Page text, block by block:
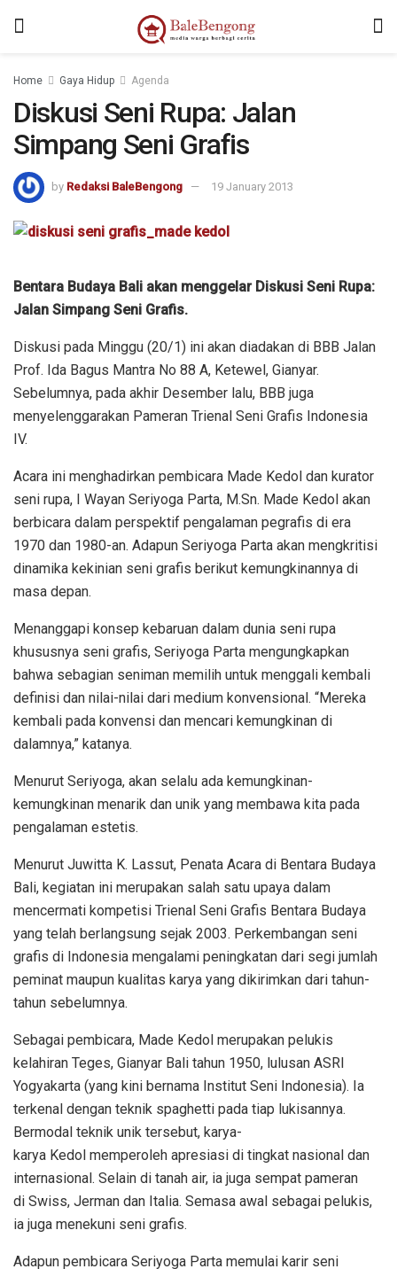
Home Gaya Hidup Agenda
Diskusi Seni Rupa: Jalan
Simpang Seni Grafis
by Redaksi BaleBengong 19 January 2013
Bentara Budaya Bali akan menggelar Diskusi Seni Rupa:
Jalan Simpang Seni Grafis.
Diskusi pada Minggu (20/1) ini akan diadakan di BBB Jalan
Prof. Ida Bagus Mantra No 88 A, Ketewel, Gianyar.
Sebelumnya, pada akhir Desember lalu, BBB juga
menyelenggarakan Pameran Trienal Seni Grafis Indonesia
IV.
Acara ini menghadirkan pembicara Made Kedol dan kurator
seni rupa, I Wayan Seriyoga Parta, M.Sn. Made Kedol akan
berbicara dalam perspektif pengalaman pegrafis di era
1970 dan 1980-an. Adapun Seriyoga Parta akan mengkritisi
dinamika kekinian seni grafis berikut kemungkinannya di
masa depan.
Menanggapi konsep kebaruan dalam dunia seni rupa
khususnya seni grafis, Seriyoga Parta mengungkapkan
bahwa sebagian seniman memilih untuk menggali kembali
definisi dan nilai-nilai dari medium konvensional. “Mereka
kembali pada konvensi dan mencari kemungkinan di
dalamnya,” katanya.
Menurut Seriyoga, akan selalu ada kemungkinan-
kemungkinan menarik dan unik yang membawa kita pada
pengalaman estetis.
Menurut Juwitta K. Lassut, Penata Acara di Bentara Budaya
Bali, kegiatan ini merupakan salah satu upaya dalam
mencermati kompetisi Trienal Seni Grafis Bentara Budaya
yang telah berlangsung sejak 2003. Perkembangan seni
grafis di Indonesia mengalami peningkatan dari segi jumlah
peminat maupun kualitas karya yang dikirimkan dari tahun-
tahun sebelumnya.
Sebagai pembicara, Made Kedol merupakan pelukis
kelahiran Teges, Gianyar Bali tahun 1950, lulusan ASRI
Yogyakarta (yang kini bernama Institut Seni Indonesia). Ia
terkenal dengan teknik spaghetti pada tiap lukisannya.
Bermodal teknik unik tersebut, karya-
karya Kedol memperoleh apresiasi di tingkat nasional dan
internasional. Selain di tanah air, ia juga sempat pameran
di Swiss, Jerman dan Italia. Semasa awal sebagai pelukis,
ia juga menekuni seni grafis.
Adapun pembicara Seriyoga Parta memulai karir seni